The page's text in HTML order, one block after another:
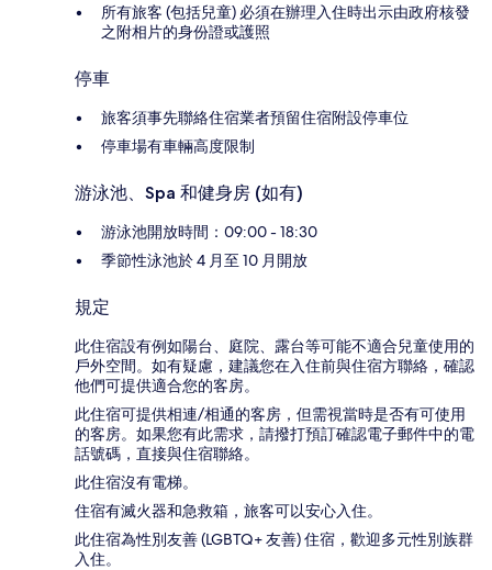
所有旅客 (包括兒童) 必須在辦理入住時出示由政府核發
之附相片的身份證或護照
停車
旅客須事先聯絡住宿業者預留住宿附設停車位
停車場有車輛高度限制
游泳池、Spa 和健身房 (如有)
游泳池開放時間：09:00 - 18:30
季節性泳池於 4 月至 10 月開放
規定
此住宿設有例如陽台、庭院、露台等可能不適合兒童使用的
戶外空間。如有疑慮，建議您在入住前與住宿方聯絡，確認
他們可提供適合您的客房。
此住宿可提供相連/相通的客房，但需視當時是否有可使用
的客房。如果您有此需求，請撥打預訂確認電子郵件中的電
話號碼，直接與住宿聯絡。
此住宿沒有電梯。
住宿有滅火器和急救箱，旅客可以安心入住。
此住宿為性別友善 (LGBTQ+ 友善) 住宿，歡迎多元性別族群
入住。